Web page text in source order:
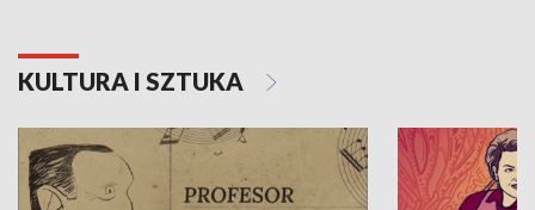
KULTURA I SZTUKA